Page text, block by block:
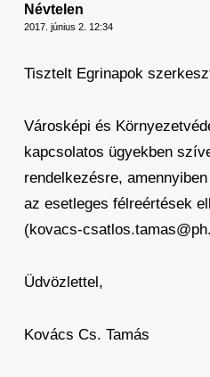
Névtelen
2017. június 2. 12:34
Tisztelt Egrinapok
Városképi és
kapcsolatos ügyekben
rendelkezésre,
az esetleges félreértések
(kovacs-
Üdvözlettel,
Kovács Cs. Tamás